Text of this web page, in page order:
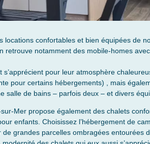
locations confortables et bien équipées de
retrouve notamment des mobile-homes
pour leur atmosphère
pour certains hébergements) , mais
salle de bains – parfois deux – et divers
Mer propose également des chalets
enfants. Choisissez l’hébergement de
grandes parcelles ombragées entourées